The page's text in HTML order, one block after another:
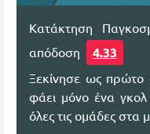
Κατάκτηση
απόδοση
4.33
Ξεκίνησε ως πρώτο
φάει μόνο ένα γκολ
όλες τις ομάδες στα